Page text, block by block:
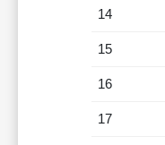
14
15
16
17